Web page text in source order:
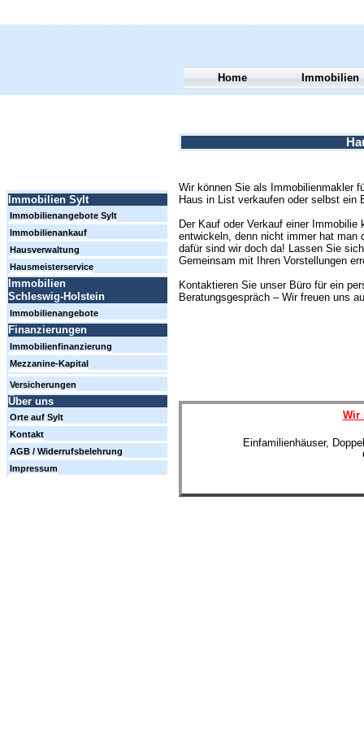
Wir können Sie als Immobilienmakler
Haus in List verkaufen oder selbst
Der Kauf oder Verkauf einer
entwickeln, denn nicht immer hat man
dafür sind wir doch da! Lassen Sie
Gemeinsam mit Ihren Vorstellungen
Kontaktieren Sie unser Büro für ein
Beratungsgespräch – Wir freuen uns
Wir
Einfamilienhäuser,
Home Immobilien
Immobilien Sylt
Immobilienangebote Sylt
Immobilienankauf
Hausverwaltung
Hausmeisterservice
Immobilien
Schleswig-Holstein
Immobilienangebote
Finanzierungen
Immobilienfinanzierung
Mezzanine-Kapital
Versicherungen
Über uns
Orte auf Sylt
Kontakt
AGB / Widerrufsbelehrung
Impressum